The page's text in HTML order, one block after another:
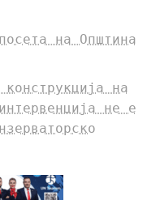
на Општина
на
не е